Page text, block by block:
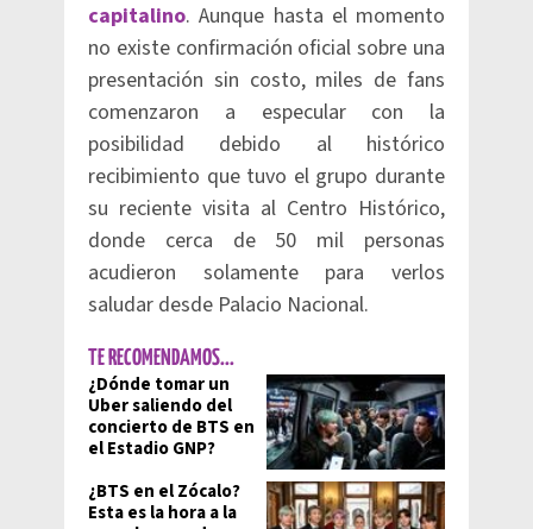
capitalino. Aunque hasta el momento
no existe confirmación oficial sobre una
presentación sin costo, miles de fans
comenzaron a especular con la
posibilidad debido al histórico
recibimiento que tuvo el grupo durante
su reciente visita al Centro Histórico,
donde cerca de 50 mil personas
acudieron solamente para verlos
saludar desde Palacio Nacional.
TE RECOMENDAMOS...
¿Dónde tomar un
Uber saliendo del
concierto de BTS en
el Estadio GNP?
¿BTS en el Zócalo?
Esta es la hora a la